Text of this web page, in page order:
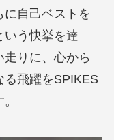
に自己ベストを
いう快挙を達
りに、心から
る飛躍をSPIKES